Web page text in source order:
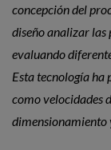
concepción del
diseño analizar las
evaluando
Esta tecnología
como velocidades
dimensionamiento